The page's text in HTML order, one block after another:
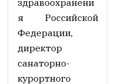
здравоохранени
я Российской
Федерации,
директор
санаторно-
курортного